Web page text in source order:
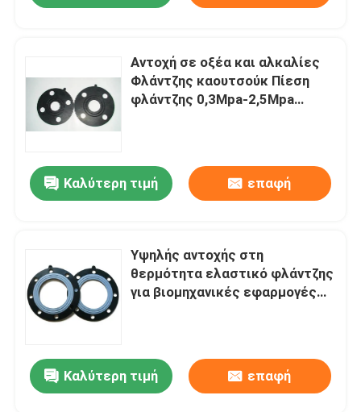
Προϊόντα
περιοδεία στο εργοστάσιο
Αντοχή σε οξέα και αλκαλίες
Φλάντζης καουτσούκ Πίεση
φλάντζης 0,3Mpa-2,5Mpa
Καλύτερη τιμή
επαφή
Υψηλής αντοχής στη
θερμότητα ελαστικό φλάντζης
για βιομηχανικές εφαρμογές
Καλύτερη τιμή επαφή